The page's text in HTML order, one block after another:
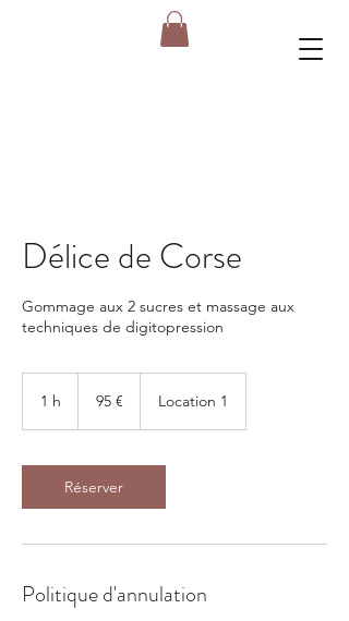
Délice de Corse
Gommage aux 2 sucres et massage aux
techniques de digitopression
1 h 95 € Location 1
Réserver
Politique d'annulation